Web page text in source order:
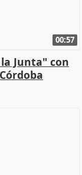
00:57
Junta" con